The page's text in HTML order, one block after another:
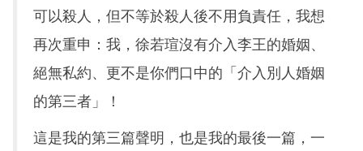
可以殺人，但不等於殺人後不用負責任，我想
再次重申：我，徐若瑄沒有介入李王的婚姻、
絕無私約、更不是你們口中的「介入別人婚姻
的第三者」！
這是我的第三篇聲明，也是我的最後一篇，一